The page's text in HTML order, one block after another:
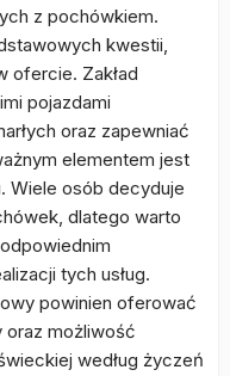
z pochówkiem.
kwestii,
ofercie. Zakład
pojazdami
oraz zapewniać
elementem jest
Wiele osób decyduje
dlatego warto
tych usług.
powinien oferować
oraz możliwość
według życzeń